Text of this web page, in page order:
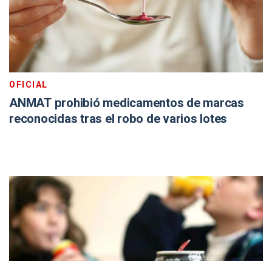
OFICIAL
ANMAT prohibió medicamentos de marcas
reconocidas tras el robo de varios lotes